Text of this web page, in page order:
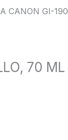
CANON GI-190
70 ML